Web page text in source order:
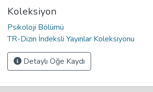
Koleksiyon
Psikoloji Bölümü
TR-Dizin İndeksli Yayınlar Koleksiyonu
Detaylı Öğe Kaydı